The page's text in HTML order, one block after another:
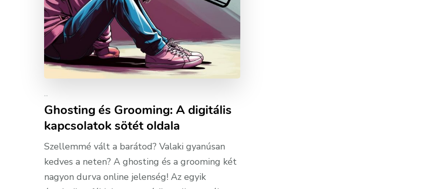
..
Ghosting és Grooming: A digitális
kapcsolatok sötét oldala
Szellemmé vált a barátod? Valaki gyanúsan
kedves a neten? A ghosting és a grooming két
nagyon durva online jelenség! Az egyik